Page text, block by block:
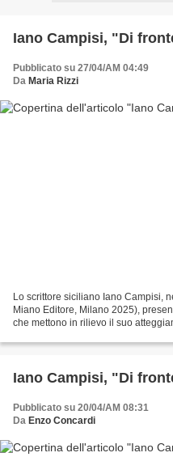
Iano Campisi, "Di
Pubblicato su 27/04/AM 04:49
Da Maria Rizzi
Lo scrittore siciliano Iano Campisi,
Miano Editore, Milano 2025),
che mettono in rilievo il suo
Iano Campisi, "Di
Pubblicato su 20/04/AM 08:31
Da Enzo Concardi